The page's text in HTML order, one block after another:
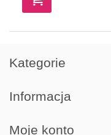
Kategorie
Informacja
Moje konto